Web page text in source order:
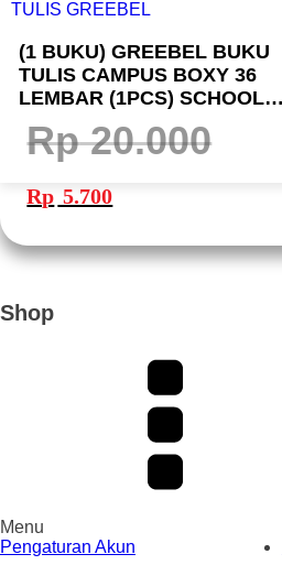
(1 BUKU) GREEBEL BUKU
TULIS CAMPUS BOXY 36
LEMBAR (1PCS) SCHOOL
BOOK B5 36-12 I BUKU
GREEBEL
Rp20.000
Harga
adalah:
Rp 20.000.
Rp 5.700ini
adalah:
Shop
Menu
Pengaturan Akun